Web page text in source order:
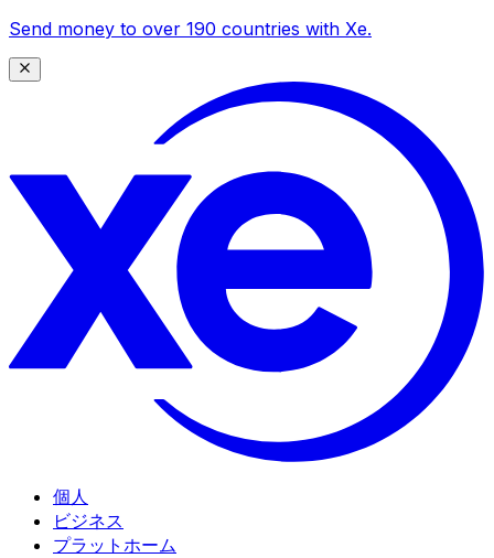
Send money to over 190 countries with Xe.
個人
ビジネス
プラットホーム